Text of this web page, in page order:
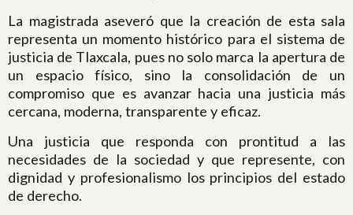
La magistrada aseveró que la creación de esta sala
representa un momento histórico para el sistema de
justicia de Tlaxcala, pues no solo marca la apertura de
un espacio físico, sino la consolidación de un
compromiso que es avanzar hacia una justicia más
cercana, moderna, transparente y eficaz.
Una justicia que responda con prontitud a las
necesidades de la sociedad y que represente, con
dignidad y profesionalismo los principios del estado
de derecho.